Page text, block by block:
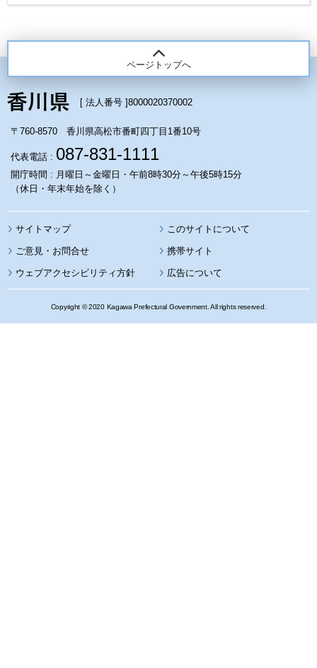
ページトップへ
[ 法人番号 ]8000020370002
〒760-8570 香川県高松市番町四丁目1番10号
代表電話 : 087-831-1111
開庁時間 : 月曜日～金曜日・午前8時30分～午後5時15分
（休日・年末年始を除く）
サイトマップ このサイトについて
携帯サイト
ウェブアクセシビリティ方針 広告について
Copyright © 2020 Kagawa Prefectural Government. All rights reserved.